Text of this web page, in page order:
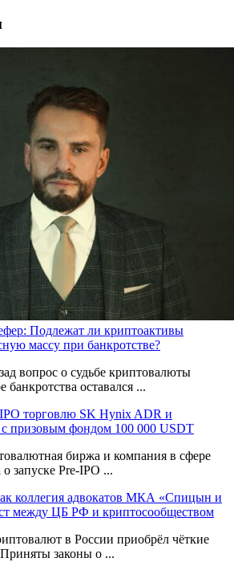
Подлежат ли криптоактивы
массу при банкротстве?
вопрос о судьбе криптовалюты
оставался ...
торговлю SK Hynix ADR и
призовым фондом 100 000 USDT
биржа и компания в сфере
запуске Pre-IPO ...
коллегия адвокатов МКА «Спицын и
между ЦБ РФ и криптосообществом
в России приобрёл чёткие
законы о ...